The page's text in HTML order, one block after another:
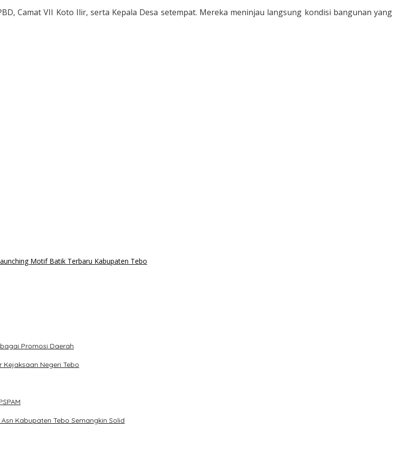
Camat VII Koto Ilir, serta Kepala Desa setempat. Mereka meninjau langsung kondisi bangunan yang
Motif Batik Terbaru Kabupaten Tebo
Promosi Daerah
Kejaksaan Negeri Tebo
Kabupaten Tebo Semangkin Solid